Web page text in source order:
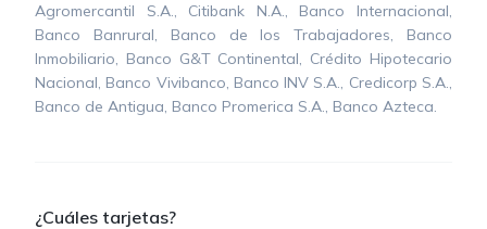
Agromercantil S.A., Citibank N.A., Banco Internacional,
Banco Banrural, Banco de los Trabajadores, Banco
Inmobiliario, Banco G&T Continental, Crédito Hipotecario
Nacional, Banco Vivibanco, Banco INV S.A., Credicorp S.A.,
Banco de Antigua, Banco Promerica S.A., Banco Azteca.
¿Cuáles tarjetas?